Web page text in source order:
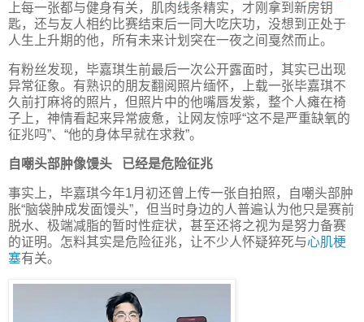
上每一张都与健身有关，肌肉线条精实，才刚拿到新房钥
匙，还与友人相约比赛结束后一同大吃庆功，没想到正处于
人生上升期的他，所有未来计划突在一夜之间戛然而止。
有粉丝发现，毕嘉琪生前最后一次公开露面时，其实已出现
异常征象。有熟识的朋友翻阅照片缅怀，上载一张毕嘉琪不
久前打麻将的照片，但照片中的他嘴唇发紫，整个人瘫在椅
子上，神情看起来异常疲惫，让网友惊呼“这不是严重缺氧的
征兆吗”、“他的身体早就在求救”。
自嘲头部肿像馒头 已经是危险征兆
事实上，毕嘉琪今年1月初还曾上传一张自拍照，自嘲头部肿
胀“脑袋肿成发面馒头”，但当时身边的人普遍认为他只是赛前
脱水、极端减脂的暂时性症状，甚至还将之视为是努力备赛
的证明。怎料其实是危险征兆，让不少人怀疑猝死与心肌梗
塞有关。